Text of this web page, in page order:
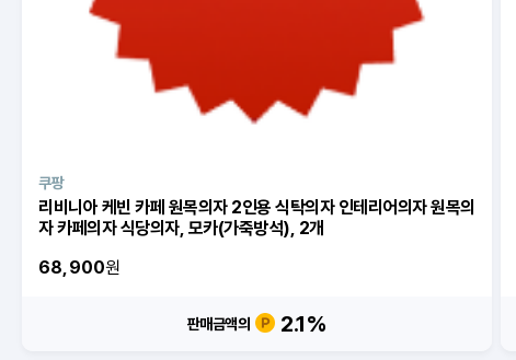
쿠팡
리비니아 케빈 카페 원목의자 2인용 식탁의자 인테리어의자 원목의
자 카페의자 식당의자, 모카(가죽방석), 2개
68,900원
판매금액의 2.1%